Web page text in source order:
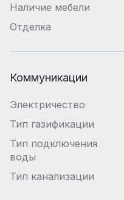
Наличие мебели
Отделка
Коммуникации
Электричество
Тип газификации
Тип подключения
воды
Тип канализации